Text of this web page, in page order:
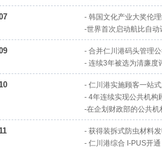
- 韩国文化产业大奖伦
-世界首次启动航比自动
- 合并仁川港码头管理
- 连续3年被选为清廉度
- 仁川港实施顾客一站
- 4年连续实现公共机构
-在企划财政部的公共
- 获得装拆式防虫材料发
- 仁川港综合 I-PUS开通